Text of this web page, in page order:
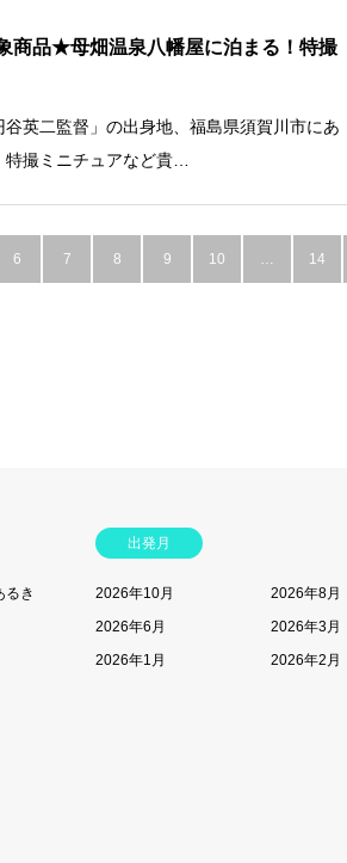
商品★母畑温泉八幡屋に泊まる！特撮
谷英二監督」の出身地、福島県須賀川市にあ
撮ミニチュアなど貴…
6 7 8 9 10 … 14
るき
出発月
2026年10月 2026年8月
2026年6月
2026年3月
2026年1月
2026年2月